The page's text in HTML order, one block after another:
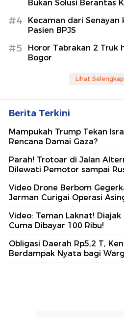
Bukan Solusi Berantas
#4
Kecaman dari Senayan
Pasien BPJS
#5
Horor Tabrakan 2 Truk
Bogor
Lihat
Berita Terkini
Mampukah Trump Tekan
Rencana Damai Gaza?
Parah! Trotoar di Jalan
Dilewati Pemotor sampai
Video Drone Berbom
Jerman Curigai Operasi
Video: Teman Laknat! Diajak
Cuma Dibayar 100 Ribu!
Obligasi Daerah Rp5,2 T,
Berdampak Nyata bagi